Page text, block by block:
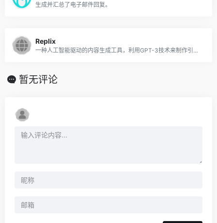
生成并汇总了电子邮件回复。
Replix
一种人工智能驱动的内容生成工具，利用GPT-3技术来制作引人入胜的专业和社交媒体内容。
暂无评论